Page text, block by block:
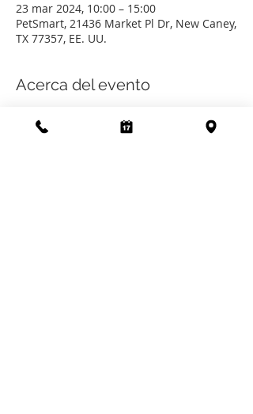
23 mar 2024, 10:00 – 15:00
PetSmart, 21436 Market Pl Dr, New Caney,
TX 77357, EE. UU.
Acerca del evento
Our adoption events with PetSmart
never disappoint, lots of fluffy cuddles to